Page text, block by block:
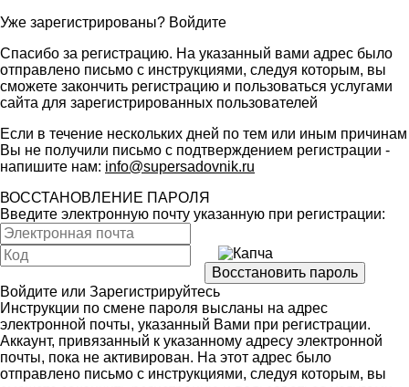
Уже зарегистрированы? Войдите
Спасибо за регистрацию. На указанный вами адрес было
отправлено письмо с инструкциями, следуя которым, вы
сможете закончить регистрацию и пользоваться услугами
сайта для зарегистрированных пользователей
Если в течение нескольких дней по тем или иным причинам
Вы не получили письмо с подтверждением регистрации -
напишите нам: info@supersadovnik.ru
ВОССТАНОВЛЕНИЕ ПАРОЛЯ
Введите электронную почту указанную при регистрации:
Войдите или Зарегистрируйтесь
Инструкции по смене пароля высланы на адрес
электронной почты, указанный Вами при регистрации.
Аккаунт, привязанный к указанному адресу электронной
почты, пока не активирован. На этот адрес было
отправлено письмо с инструкциями, следуя которым, вы